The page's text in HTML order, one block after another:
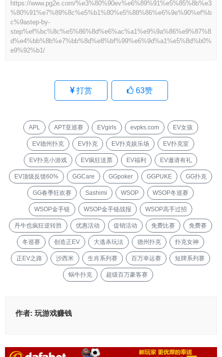
https://www.pg2e.com/%e3%80%90ev%e6%89%91%e5%85%8b%e3
%80%91%e7%89%8c%e5%b1%80%e5%88%86%e6%9e%90%ef%b
c%9astep-by-
step%ef%bc%8c%e5%86%8d%e6%ac%a1%e9%9a%86%e9%87%8
d%e4%bb%8b%e7%bb%8d%e8%bf%99%e6%9d%a1%e5%8d%b0%
e9%92%b1/
打赏 63赞
APL APT亚巡赛 EVgirls evpks.com EV女孩
EV德州扑克 EV扑克 EV扑克娱乐场 EV扑克室
EV扑克小游戏 EV疯狂送票 EV福利 EV邀请有礼
EV顶级反馈60% GGCare GGpoker GGPUKE GG扑克
GG春季狂欢赛 Sashimi WSOP WSOP冬巡赛
WSOP金手链 WSOP金手链战报 WSOP高手过招
丹牛也疯狂逆转胜 优惠活动 促销活动 免费比赛 免费赛
冬巡赛 创造正EV 大逃杀玩法 德州扑克 扑克女神
正EV之路 沙西米 生肖系列赛 百万幸运赛 短牌系列赛
蜗牛扑克 超级百万豪客赛
作者: 玩游戏赚钱